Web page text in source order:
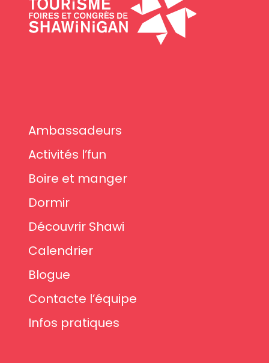
Ambassadeurs
Activités l’fun
Boire et manger
Dormir
Découvrir Shawi
Calendrier
Blogue
Contacte l’équipe
Infos pratiques